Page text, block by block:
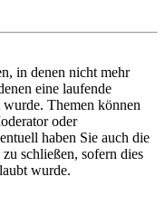
in denen nicht mehr
eine laufende
Themen können
oder
haben Sie auch die
schließen, sofern dies
wurde.